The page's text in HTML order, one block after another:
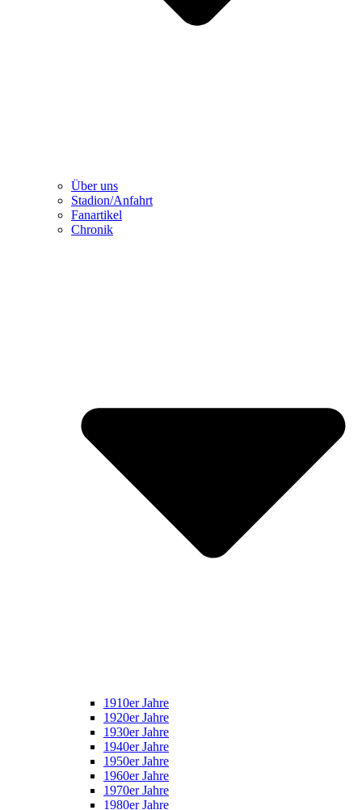
Über uns
Stadion/Anfahrt
Fanartikel
Chronik
1910er Jahre
1920er Jahre
1930er Jahre
1940er Jahre
1950er Jahre
1960er Jahre
1970er Jahre
1980er Jahre